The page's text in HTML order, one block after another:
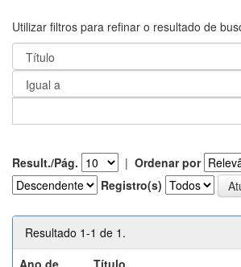
Utilizar filtros para refinar o resultado de
Result./Pág. | Ordenar por
Registro(s)
Resultado 1-1 de 1.
Ano de
Título